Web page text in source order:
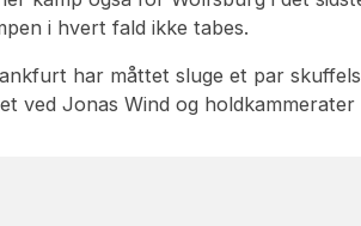
i hvert fald ikke tabes.
har måttet sluge et par
ved Jonas Wind og